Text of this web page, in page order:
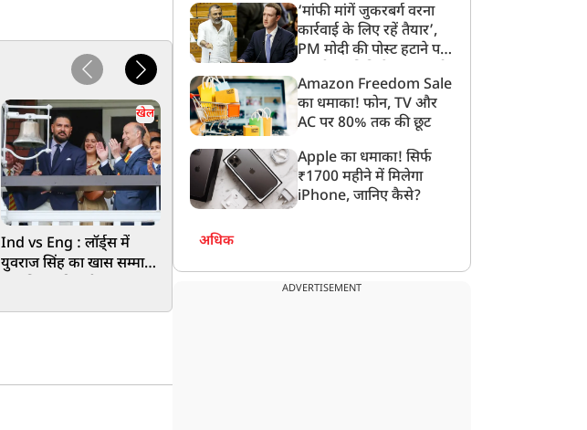
खेल
Ind vs Eng : लॉर्ड्स में
युवराज सिंह का खास सम्मान,
खेल
DSP मोहम्मद सिराज ने
तेलंगाना DGP से की
मुलाकात, पुलिस कल्याण
योजनाओं पर हुई चर्चा
खिलाफ अभिषेक शर्मा ने गेंद
से रचा इतिहास, नाम जुड़ी बड़ी
‘मांफी मांगें जुकरबर्ग वरना
कार्रवाई के लिए रहें तैयार’,
PM मोदी की पोस्ट हटाने पर
लगाई फटकार
Amazon Freedom Sale
का धमाका! फोन, TV और
AC पर 80% तक की छूट
Apple का धमाका! सिर्फ
₹1700 महीने में मिलेगा
iPhone, जानिए कैसे?
अधिक
ADVERTISEMENT